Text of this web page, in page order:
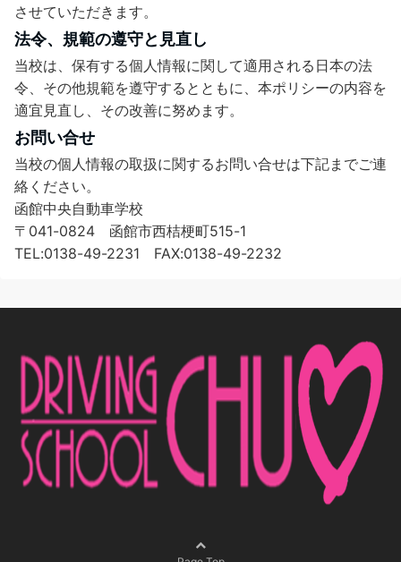
させていただきます。
法令、規範の遵守と見直し
当校は、保有する個人情報に関して適用される日本の法
令、その他規範を遵守するとともに、本ポリシーの内容を
適宜見直し、その改善に努めます。
お問い合せ
当校の個人情報の取扱に関するお問い合せは下記までご連
絡ください。
函館中央自動車学校
〒041-0824 函館市西桔梗町515-1
TEL:0138-49-2231 FAX:0138-49-2232